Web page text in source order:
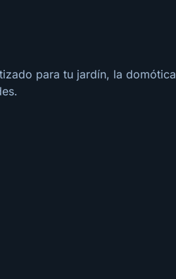
para tu jardín, la domótica